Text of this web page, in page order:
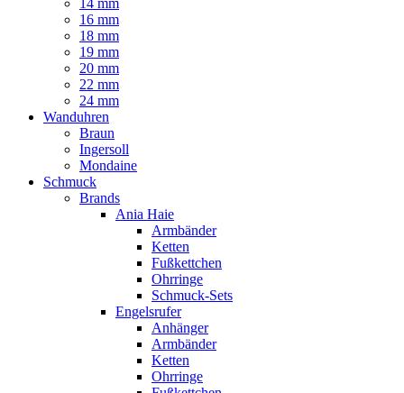
14 mm
16 mm
18 mm
19 mm
20 mm
22 mm
24 mm
Wanduhren
Braun
Ingersoll
Mondaine
Schmuck
Brands
Ania Haie
Armbänder
Ketten
Fußkettchen
Ohrringe
Schmuck-Sets
Engelsrufer
Anhänger
Armbänder
Ketten
Ohrringe